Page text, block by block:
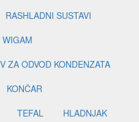
RASHLADNI SUSTAVI
WIGAM
ZA ODVOD KONDENZATA
KONČAR
TEFAL
HLADNJAK